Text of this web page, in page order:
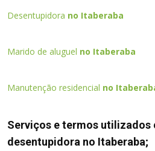
Desentupidora no Itaberaba
Marido de aluguel no Itaberaba
Manutenção residencial no
Serviços e termos utilizados
desentupidora no Itaberaba;